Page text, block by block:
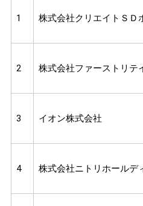
1 株式会社クリエイトＳＤ
2 株式会社ファーストリテ
3 イオン株式会社
4 株式会社ニトリホールデ